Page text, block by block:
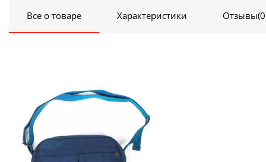
Все о товаре Характеристики Отзывы